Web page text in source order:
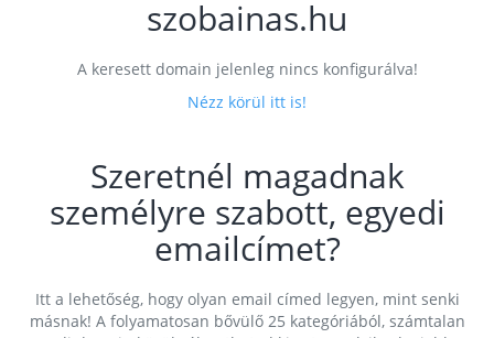
szobainas.hu
A keresett domain jelenleg nincs konfigurálva!
Nézz körül itt is!
Szeretnél magadnak
személyre szabott, egyedi
emailcímet?
Itt a lehetőség, hogy olyan email címed legyen, mint senki
másnak! A folyamatosan bővülő 25 kategóriából, számtalan